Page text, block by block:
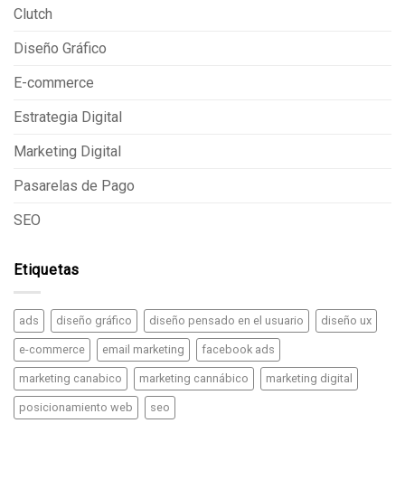
Clutch
Diseño Gráfico
E-commerce
Estrategia Digital
Marketing Digital
Pasarelas de Pago
SEO
Etiquetas
ads diseño gráfico diseño pensado en el usuario diseño ux
e-commerce email marketing facebook ads
marketing canabico marketing cannábico marketing digital
posicionamiento web seo